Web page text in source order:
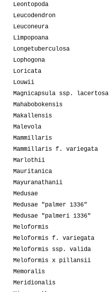
Leontopoda
Leucodendron
Leuconeura
Limpopoana
Longetuberculosa
Lophogona
Loricata
Louwii
Magnicapsula ssp. lacertosa
Mahabobokensis
Makallensis
Malevola
Mammillaris
Mammillaris f. variegata
Marlothii
Mauritanica
Mayuranathanii
Medusae
Medusae "palmer 1336"
Medusae "palmeri 1336"
Meloformis
Meloformis f. variegata
Meloformis ssp. valida
Meloformis x pillansii
Memoralis
Meridionalis